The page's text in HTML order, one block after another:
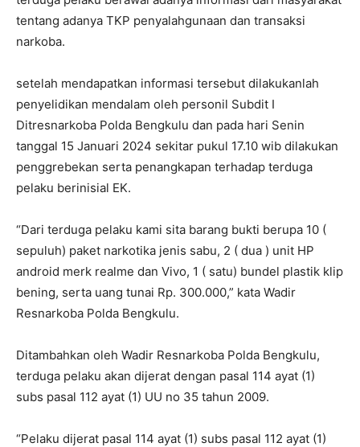
tentang adanya TKP penyalahgunaan dan transaksi
narkoba.
setelah mendapatkan informasi tersebut dilakukanlah
penyelidikan mendalam oleh personil Subdit I
Ditresnarkoba Polda Bengkulu dan pada hari Senin
tanggal 15 Januari 2024 sekitar pukul 17.10 wib dilakukan
penggrebekan serta penangkapan terhadap terduga
pelaku berinisial EK.
“Dari terduga pelaku kami sita barang bukti berupa 10 (
sepuluh) paket narkotika jenis sabu, 2 ( dua ) unit HP
android merk realme dan Vivo, 1 ( satu) bundel plastik klip
bening, serta uang tunai Rp. 300.000,” kata Wadir
Resnarkoba Polda Bengkulu.
Ditambahkan oleh Wadir Resnarkoba Polda Bengkulu,
terduga pelaku akan dijerat dengan pasal 114 ayat (1)
subs pasal 112 ayat (1) UU no 35 tahun 2009.
“Pelaku dijerat pasal 114 ayat (1) subs pasal 112 ayat (1)